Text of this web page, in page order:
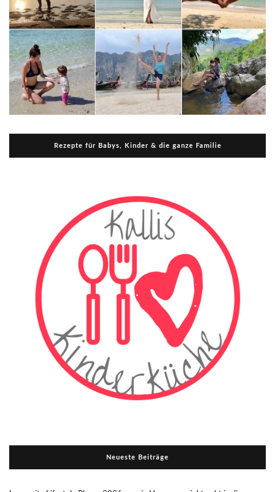
Rezepte für Babys, Kinder & die ganze Familie
Neueste Beiträge